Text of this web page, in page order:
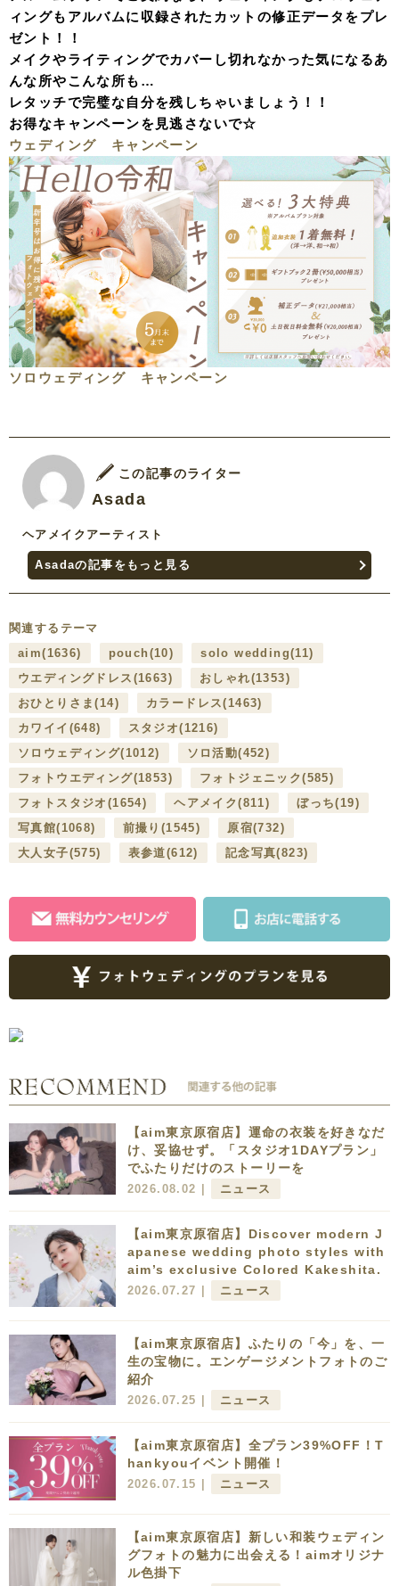
ィングもアルバムに収録されたカットの修正データをプレ
ゼント！！
メイクやライティングでカバーし切れなかった気になるあ
んな所やこんな所も…
レタッチで完璧な自分を残しちゃいましょう！！
お得なキャンペーンを見逃さないで☆
ウェディング キャンペーン
ソロウェディング キャンペーン
この記事のライター
Asada
ヘアメイクアーティスト
Asadaの記事をもっと見る
関連するテーマ
aim(1636) pouch (10) solo wedding(11)
ウエディングドレス (1663) おしゃれ(1353)
おひとりさま(14) カラードレス(1463)
カワイイ (648) スタジオ(1216)
ソロウェディング(1012) ソロ活動(452)
フォトウエディング(1853) フォトジェニック(585)
フォトスタジオ (1654) ヘアメイク(811) ぼっち(19)
写真館(1068) 前撮り (1545) 原宿(732)
大人女子(575) 表参道(612) 記念写真(823)
【aim東京原宿店】運命の衣装を好きなだ
け、妥協せず。「スタジオ1DAYプラン」
でふたりだけのストーリーを
2026.08.02 | ニュース
【aim東京原宿店】Discover modern J
apanese wedding photo styles with
aim’s exclusive Colored Kakeshita.
2026.07.27 | ニュース
【aim東京原宿店】ふたりの「今」を、一
生の宝物に。エンゲージメントフォトのご
紹介
2026.07.25 | ニュース
【aim東京原宿店】全プラン39%OFF！T
hankyouイベント開催！
2026.07.15 | ニュース
【aim東京原宿店】新しい和装ウェディン
グフォトの魅力に出会える！aimオリジナ
ル色掛下